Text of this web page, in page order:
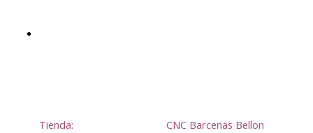
Tienda:
CNC Barcenas Bellon